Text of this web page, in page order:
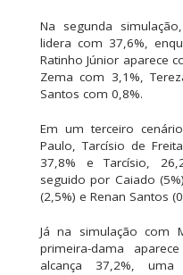
Na segunda
lidera com 37,6%,
Ratinho Júnior aparece
Zema com 3,1%,
Santos com 0,8%.
Em um terceiro
Paulo, Tarcísio de
37,8% e Tarcísio,
seguido por Caiado
(2,5%) e Renan Santos
Já na simulação com
primeira-dama
alcança 37,2%,